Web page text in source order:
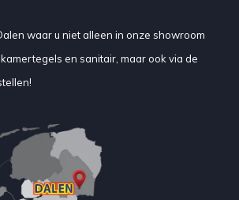
waar u niet alleen in onze showroom
en sanitair, maar ook via de